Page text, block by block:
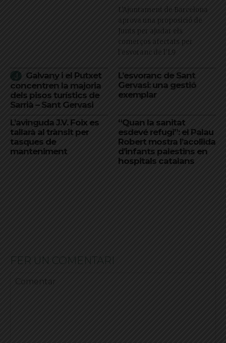
L’Ajuntament de Barcelona
aprova una proposició de
Junts per ajudar els
comerços afectats per
l'esvoranc de l'L9
Galvany i el Putxet
concentren la majoria
dels pisos turístics de
Sarrià – Sant Gervasi
L’esvoranc de Sant
Gervasi: una gestió
exemplar
L’avinguda J.V. Foix es
tallarà al trànsit per
tasques de
manteniment
“Quan la sanitat
esdevé refugi”: el Palau
Robert mostra l’acollida
d’infants palestins en
hospitals catalans
FER UN COMENTARI